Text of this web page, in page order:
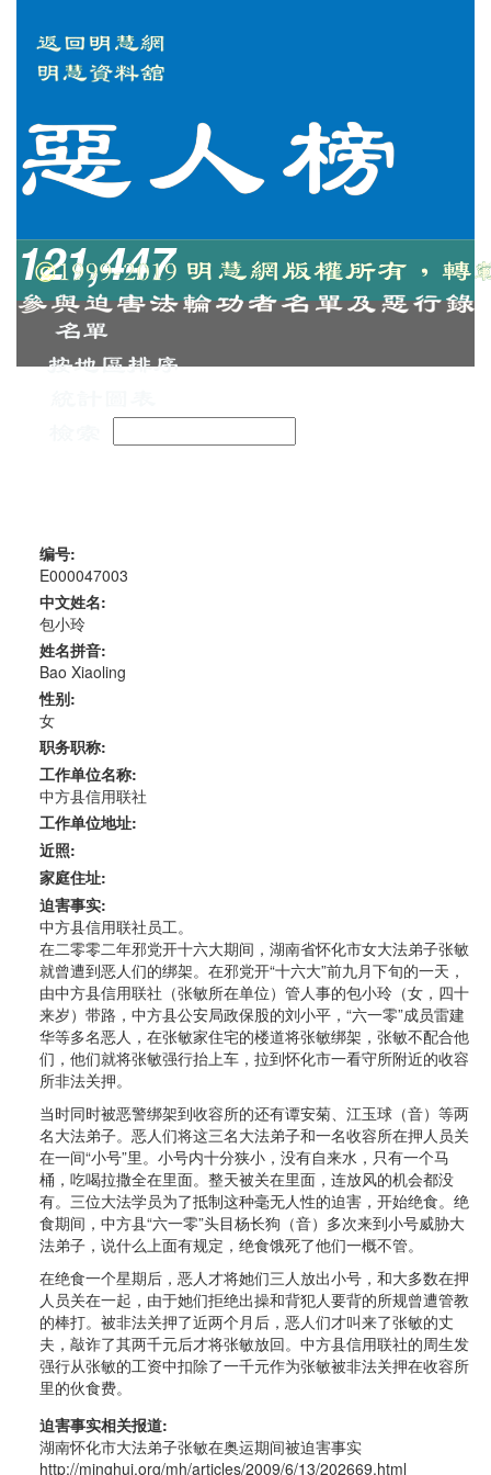
121,447
编号:
E000047003
中文姓名:
包小玲
姓名拼音:
Bao Xiaoling
性别:
女
职务职称:
工作单位名称:
中方县信用联社
工作单位地址:
近照:
家庭住址:
迫害事实:
中方县信用联社员工。
在二零零二年邪党开十六大期间，湖南省怀化市女大法弟子张敏
就曾遭到恶人们的绑架。在邪党开“十六大”前九月下旬的一天，
由中方县信用联社（张敏所在单位）管人事的包小玲（女，四十
来岁）带路，中方县公安局政保股的刘小平，“六一零”成员雷建
华等多名恶人，在张敏家住宅的楼道将张敏绑架，张敏不配合他
们，他们就将张敏强行抬上车，拉到怀化市一看守所附近的收容
所非法关押。
当时同时被恶警绑架到收容所的还有谭安菊、江玉球（音）等两
名大法弟子。恶人们将这三名大法弟子和一名收容所在押人员关
在一间“小号”里。小号内十分狭小，没有自来水，只有一个马
桶，吃喝拉撒全在里面。整天被关在里面，连放风的机会都没
有。三位大法学员为了抵制这种毫无人性的迫害，开始绝食。绝
食期间，中方县“六一零”头目杨长狗（音）多次来到小号威胁大
法弟子，说什么上面有规定，绝食饿死了他们一概不管。
在绝食一个星期后，恶人才将她们三人放出小号，和大多数在押
人员关在一起，由于她们拒绝出操和背犯人要背的所规曾遭管教
的棒打。被非法关押了近两个月后，恶人们才叫来了张敏的丈
夫，敲诈了其两千元后才将张敏放回。中方县信用联社的周生发
强行从张敏的工资中扣除了一千元作为张敏被非法关押在收容所
里的伙食费。
迫害事实相关报道:
湖南怀化市大法弟子张敏在奥运期间被迫害事实
http://minghui.org/mh/articles/2009/6/13/202669.html